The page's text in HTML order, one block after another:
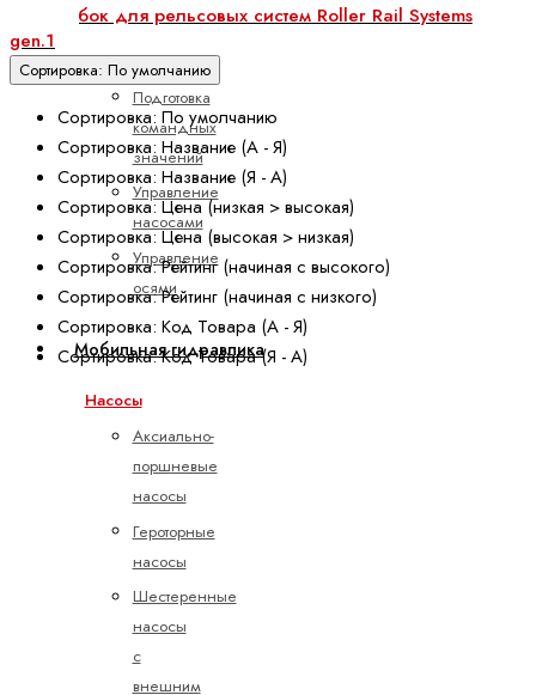
Клапанные
усилители
Подготовка
командных
значений
Управление
насосами
Управление
осями
Мобильная гидравлика
Насосы
Аксиально-
поршневые
насосы
Героторные
насосы
Шестеренные
насосы
с
внешним
Скребок для рельсовых систем Roller Rail Systems
gen.1
Сортировка: По умолчанию
Сортировка: По умолчанию
Сортировка: Название (А - Я)
Сортировка: Название (Я - А)
Сортировка: Цена (низкая > высокая)
Сортировка: Цена (высокая > низкая)
Сортировка: Рейтинг (начиная с высокого)
Сортировка: Рейтинг (начиная с низкого)
Сортировка: Код Товара (А - Я)
Сортировка: Код Товара (Я - А)